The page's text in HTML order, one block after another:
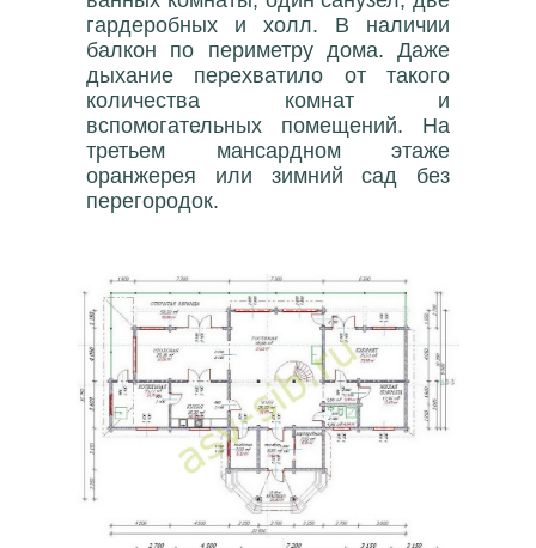
гардеробных и холл. В наличии
балкон по периметру дома. Даже
дыхание перехватило от такого
количества комнат и
вспомогательных помещений. На
третьем мансардном этаже
оранжерея или зимний сад без
перегородок.